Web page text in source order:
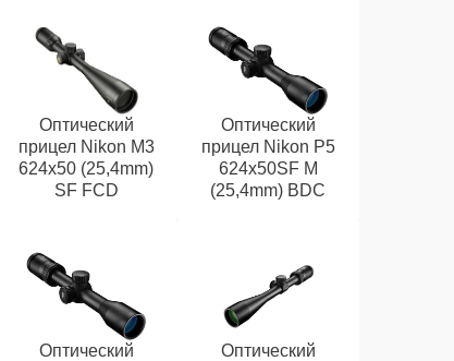
Оптический
прицел Nikon M3
624x50 (25,4mm)
SF FCD
Оптический
прицел Nikon P5
624x50SF M
(25,4mm) BDC
Оптический
Оптический